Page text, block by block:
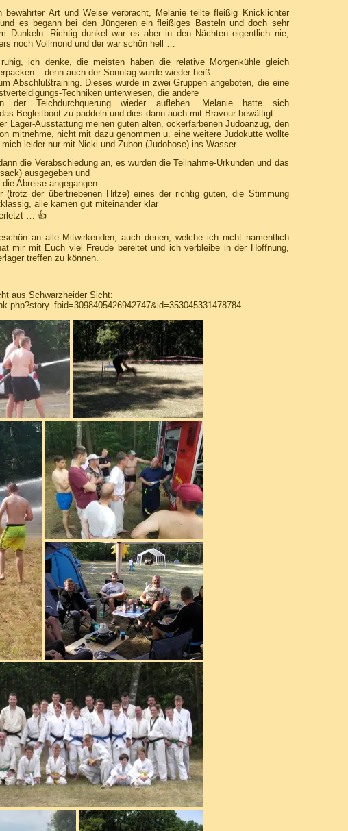
bewährter Art und Weise verbracht, Melanie teilte fleißig Knicklichter
es begann bei den Jüngeren ein fleißiges Basteln und doch sehr
Dunkeln. Richtig dunkel war es aber in den Nächten eigentlich nie,
noch Vollmond und der war schön hell …
ich denke, die meisten haben die relative Morgenkühle gleich
– denn auch der Sonntag wurde wieder heiß.
Abschlußtraining. Dieses wurde in zwei Gruppen angeboten, die eine
Techniken unterwiesen, die andere
Teichdurchquerung wieder aufleben. Melanie hatte sich
Begleitboot zu paddeln und dies dann auch mit Bravour bewältigt.
Lager-Ausstattung meinen guten alten, ockerfarbenen Judoanzug, den
mitnehme, nicht mit dazu genommen u. eine weitere Judokutte wollte
leider nur mit Nicki und Zubon (Judohose) ins Wasser.
die Verabschiedung an, es wurden die Teilnahme-Urkunden und das
ausgegeben und
Abreise angegangen.
(trotz der übertriebenen Hitze) eines der richtig guten, die Stimmung
alle kamen gut miteinander klar
… 👍
an alle Mitwirkenden, auch denen, welche ich nicht namentlich
mir mit Euch viel Freude bereitet und ich verbleibe in der Hoffnung,
treffen zu können.
aus Schwarzheider Sicht: